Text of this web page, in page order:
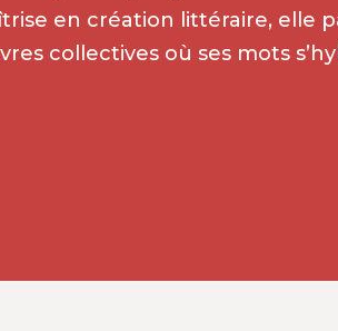
en création littéraire, elle
collectives où ses mots